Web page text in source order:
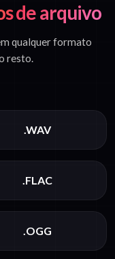
de arquivo
qualquer formato
resto.
.WAV
.FLAC
.OGG